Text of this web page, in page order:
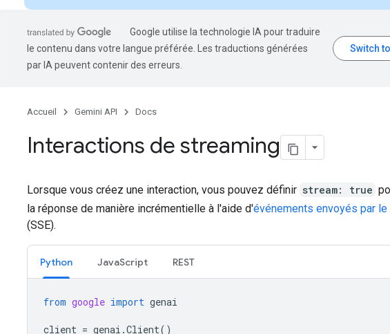
Google utilise la technologie IA pour traduire
le contenu dans votre langue préférée. Les traductions générées
par IA peuvent contenir des erreurs.
Accueil Gemini API Docs
Interactions de streaming
Lorsque vous créez une interaction, vous pouvez définir stream: true
la réponse de manière incrémentielle à l'aide d'événements envoyés par le
(SSE).
Python JavaScript REST
from google import genai
client = genai .Client()